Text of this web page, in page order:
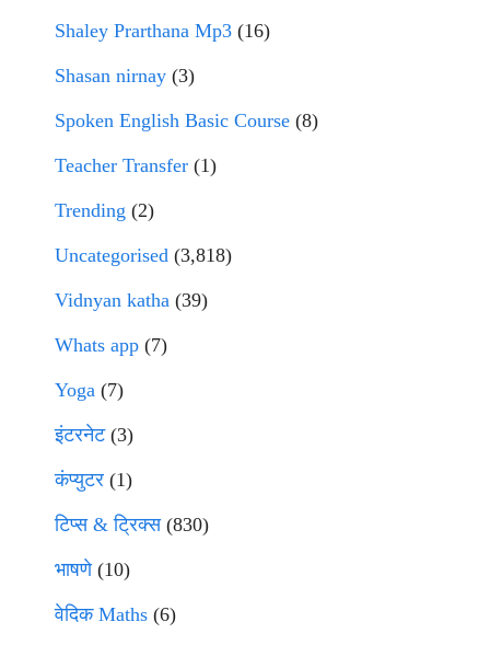
Shaley Prarthana Mp3 (16)
Shasan nirnay (3)
Spoken English Basic Course (8)
Teacher Transfer (1)
Trending (2)
Uncategorised (3,818)
Vidnyan katha (39)
Whats app (7)
Yoga (7)
इंटरनेट(3)
कंप्युटर (1)
टिप्स & ट्रिक्स(830)
भाषणे(10)
वेदिक Maths (6)